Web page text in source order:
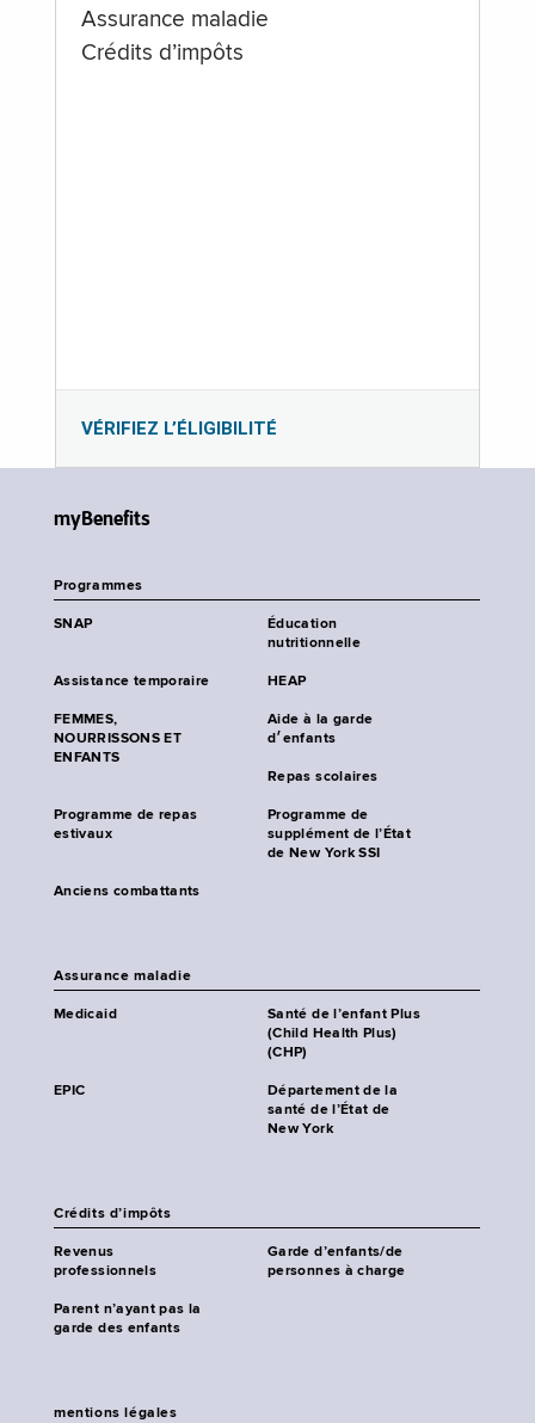
Assurance maladie
Crédits d’impôts
VÉRIFIEZ L’ÉLIGIBILITÉ
myBenefits
Programmes
SNAP
Éducation
nutritionnelle
Assistance temporaire HEAP
FEMMES,
NOURRISSONS ET
ENFANTS
Aide à la garde
d׳enfants
Repas scolaires
Programme de repas
estivaux
Programme de
supplément de l’État
de New York SSI
Anciens combattants
Assurance maladie
Medicaid
Santé de l’enfant Plus
(Child Health Plus)
(CHP)
EPIC
Département de la
santé de l’État de
New York
Crédits d’impôts
Revenus
professionnels
Garde d’enfants/de
personnes à charge
Parent n’ayant pas la
garde des enfants
mentions légales